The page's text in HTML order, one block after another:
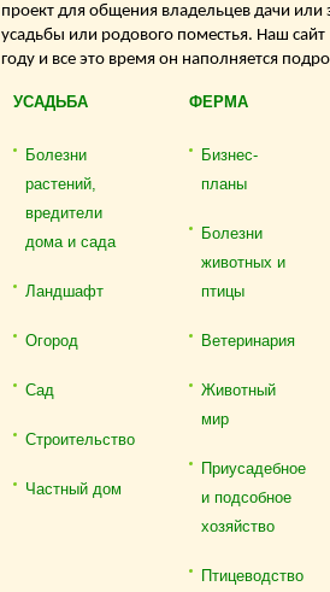
проект для общения владельцев дачи или
усадьбы или родового поместья. Наш
году и все это время он наполняется
УСАДЬБА
Болезни
растений,
вредители
дома и сада
Ландшафт
Огород
Сад
Строительство
Частный дом
ФЕРМА
Бизнес-
планы
Болезни
животных и
птицы
Ветеринария
Животный
мир
Приусадебное
и подсобное
хозяйство
Птицеводство